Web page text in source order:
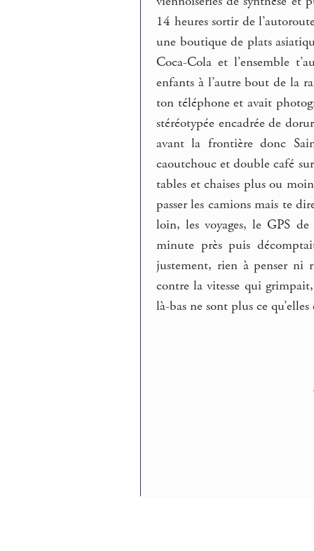
14 heures sortir de
une boutique de plats
Coca-Cola et l’ensemble
enfants à l’autre bout de la
ton téléphone et avait
stéréotypée encadrée de
avant la frontière donc
caoutchouc et double café
tables et chaises plus ou
passer les camions mais te
loin, les voyages, le GPS
minute près puis
justement, rien à penser ni
contre la vitesse qui grimpait,
là-bas ne sont plus ce